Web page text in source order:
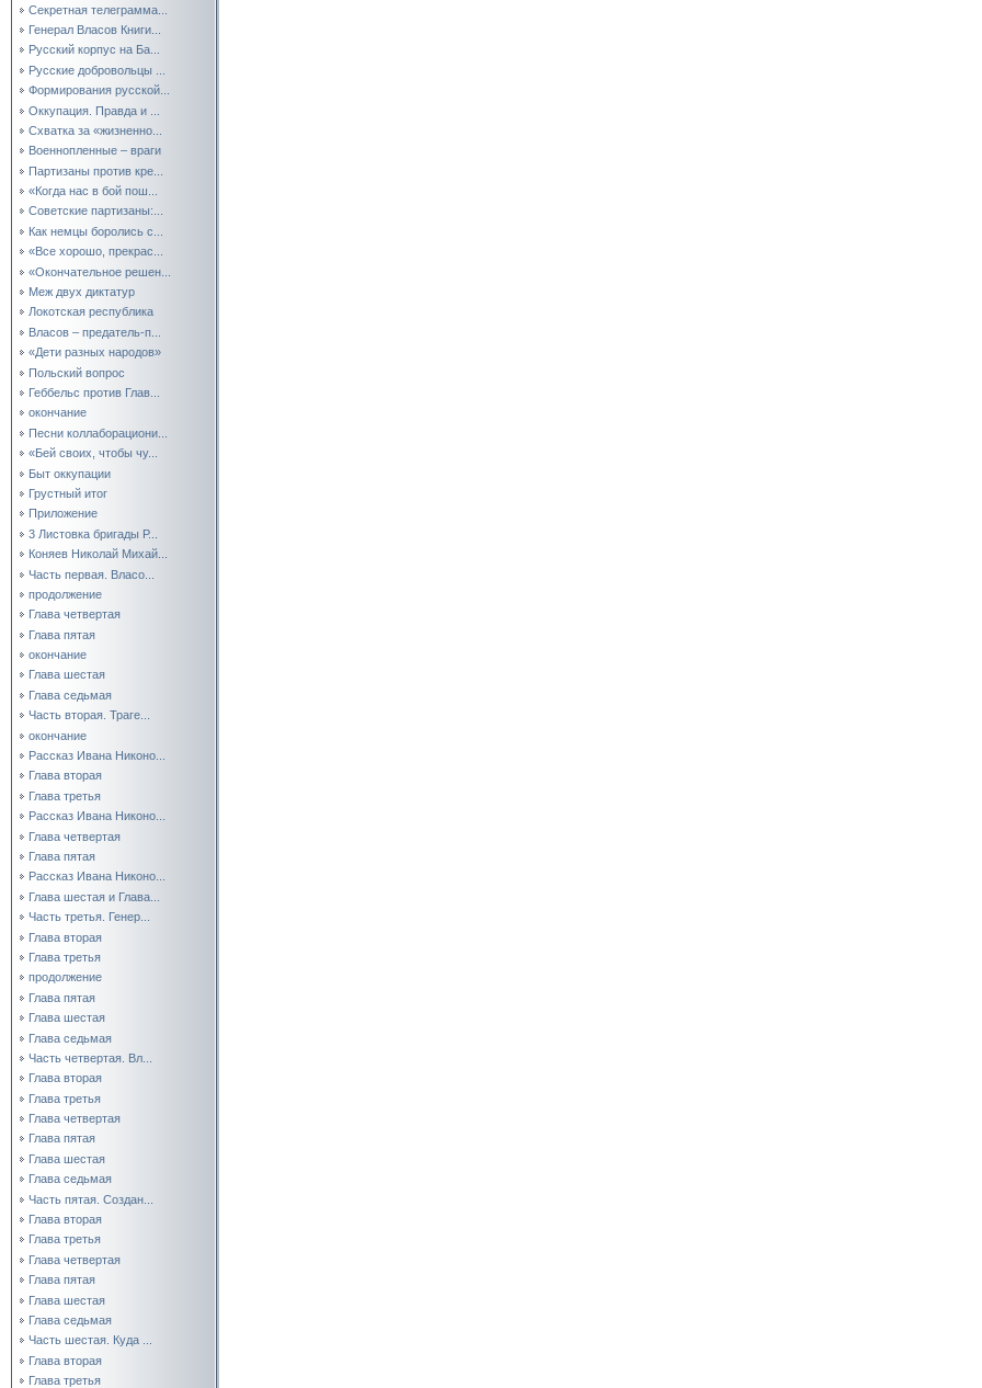
Секретная телеграмма...
Генерал Власов Книги...
Русский корпус на Ба...
Русские добровольцы ...
Формирования русской...
Оккупация. Правда и ...
Схватка за «жизненно...
Военнопленные – враги
Партизаны против кре...
«Когда нас в бой пош...
Советские партизаны:...
Как немцы боролись с...
«Все хорошо, прекрас...
«Окончательное решен...
Меж двух диктатур
Локотская республика
Власов – предатель-п...
«Дети разных народов»
Польский вопрос
Геббельс против Глав...
окончание
Песни коллаборациони...
«Бей своих, чтобы чу...
Быт оккупации
Грустный итог
Приложение
3 Листовка бригады Р...
Коняев Николай Михай...
Часть первая. Власо...
продолжение
Глава четвертая
Глава пятая
окончание
Глава шестая
Глава седьмая
Часть вторая. Траге...
окончание
Рассказ Ивана Никоно...
Глава вторая
Глава третья
Рассказ Ивана Никоно...
Глава четвертая
Глава пятая
Рассказ Ивана Никоно...
Глава шестая и Глава...
Часть третья. Генер...
Глава вторая
Глава третья
продолжение
Глава пятая
Глава шестая
Глава седьмая
Часть четвертая. Вл...
Глава вторая
Глава третья
Глава четвертая
Глава пятая
Глава шестая
Глава седьмая
Часть пятая. Создан...
Глава вторая
Глава третья
Глава четвертая
Глава пятая
Глава шестая
Глава седьмая
Часть шестая. Куда ...
Глава вторая
Глава третья